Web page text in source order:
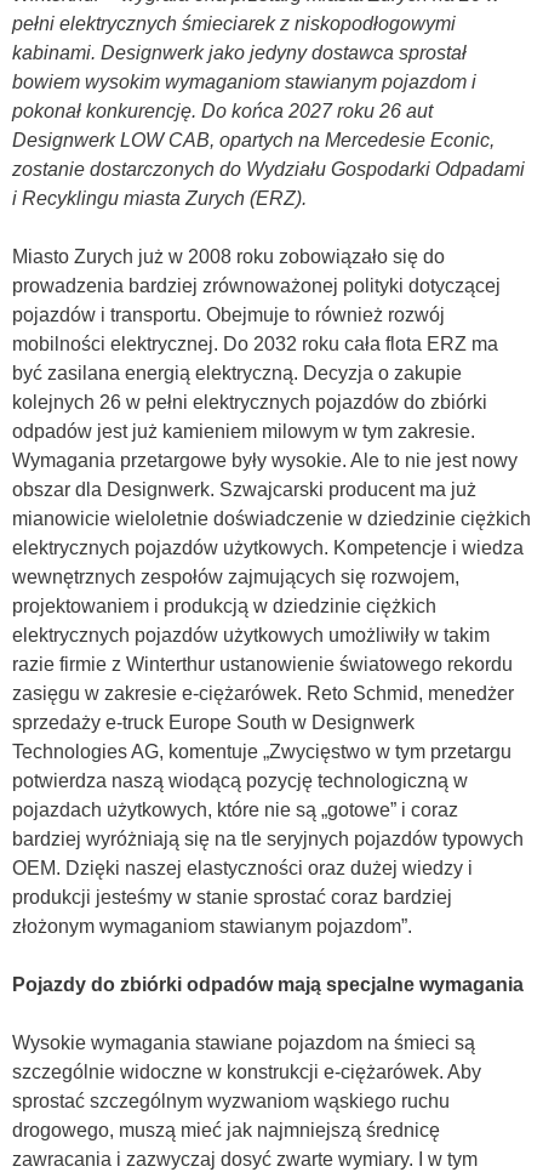
pełni elektrycznych śmieciarek z niskopodłogowymi
kabinami. Designwerk jako jedyny dostawca sprostał
bowiem wysokim wymaganiom stawianym pojazdom i
pokonał konkurencję. Do końca 2027 roku 26 aut
Designwerk LOW CAB, opartych na Mercedesie Econic,
zostanie dostarczonych do Wydziału Gospodarki Odpadami
i Recyklingu miasta Zurych (ERZ).
Miasto Zurych już w 2008 roku zobowiązało się do
prowadzenia bardziej zrównoważonej polityki dotyczącej
pojazdów i transportu. Obejmuje to również rozwój
mobilności elektrycznej. Do 2032 roku cała flota ERZ ma
być zasilana energią elektryczną. Decyzja o zakupie
kolejnych 26 w pełni elektrycznych pojazdów do zbiórki
odpadów jest już kamieniem milowym w tym zakresie.
Wymagania przetargowe były wysokie. Ale to nie jest nowy
obszar dla Designwerk. Szwajcarski producent ma już
mianowicie wieloletnie doświadczenie w dziedzinie ciężkich
elektrycznych pojazdów użytkowych. Kompetencje i wiedza
wewnętrznych zespołów zajmujących się rozwojem,
projektowaniem i produkcją w dziedzinie ciężkich
elektrycznych pojazdów użytkowych umożliwiły w takim
razie firmie z Winterthur ustanowienie światowego rekordu
zasięgu w zakresie e-ciężarówek. Reto Schmid, menedżer
sprzedaży e-truck Europe South w Designwerk
Technologies AG, komentuje „Zwycięstwo w tym przetargu
potwierdza naszą wiodącą pozycję technologiczną w
pojazdach użytkowych, które nie są „gotowe” i coraz
bardziej wyróżniają się na tle seryjnych pojazdów typowych
OEM. Dzięki naszej elastyczności oraz dużej wiedzy i
produkcji jesteśmy w stanie sprostać coraz bardziej
złożonym wymaganiom stawianym pojazdom”.
Pojazdy do zbiórki odpadów mają specjalne wymagania
Wysokie wymagania stawiane pojazdom na śmieci są
szczególnie widoczne w konstrukcji e-ciężarówek. Aby
sprostać szczególnym wyzwaniom wąskiego ruchu
drogowego, muszą mieć jak najmniejszą średnicę
zawracania i zazwyczaj dosyć zwarte wymiary. I w tym